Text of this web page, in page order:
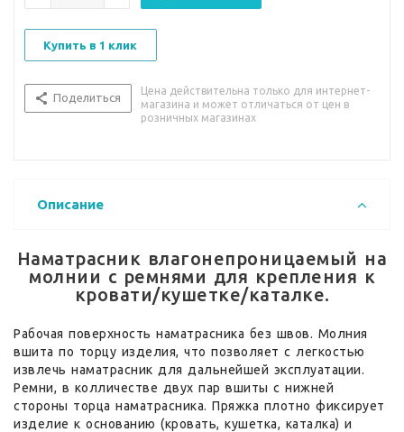
Купить в 1 клик
Поделиться
Цена действительна только для интернет-
магазина и может отличаться от цен в
розничных магазинах
Описание
Наматрасник влагонепроницаемый на
молнии с ремнями для крепления к
кровати/кушетке/каталке.
Рабочая поверхность наматрасника без швов. Молния
вшита по торцу изделия, что позволяет с легкостью
извлечь наматрасник для дальнейшей эксплуатации.
Ремни, в колличестве двух пар вшиты с нижней
стороны торца наматрасника. Пряжка плотно фиксирует
изделие к основанию (кровать, кушетка, каталка) и